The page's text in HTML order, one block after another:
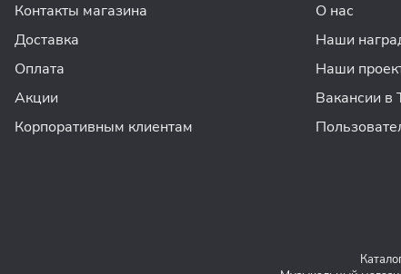
Контакты магазина
Доставка
Оплата
Акции
Корпоративным клиентам
О нас
Наши
Наши
Вакансии в